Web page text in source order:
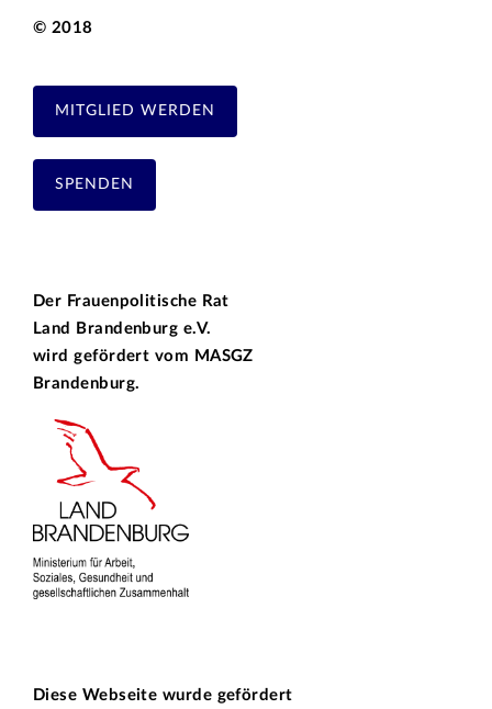
© 2018
MITGLIED WERDEN
SPENDEN
Der Frauenpolitische Rat
Land Brandenburg e.V.
wird gefördert vom MASGZ
Brandenburg.
Diese Webseite wurde gefördert